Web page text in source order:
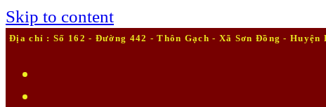
Skip to content
Địa chỉ : Số 162 - Đường 442 - Thôn Gạch - Xã Sơn Đồng -